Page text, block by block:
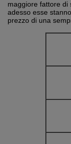
maggiore fattore di
adesso esse
prezzo di una